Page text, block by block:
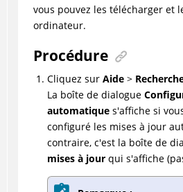
vous pouvez les télécharger et
ordinateur.
Procédure
Cliquez sur Aide>
La boîte de dialogue
automatiques'affiche si
configuré les mises à jour
contraire, c'est la boîte de
mises à jourqui s'affiche